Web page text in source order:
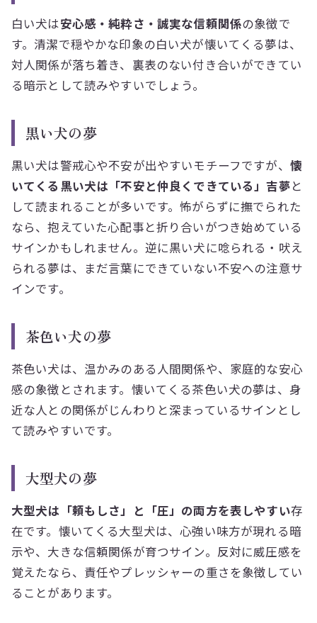
白い犬は安心感・純粋さ・誠実な信頼関係の象徴で
す。清潔で穏やかな印象の白い犬が懐いてくる夢は、
対人関係が落ち着き、裏表のない付き合いができてい
る暗示として読みやすいでしょう。
黒い犬の夢
黒い犬は警戒心や不安が出やすいモチーフですが、 懐
いてくる黒い犬は「不安と仲良くできている」吉夢と
して読まれることが多いです。怖がらずに撫でられた
なら、抱えていた心配事と折り合いがつき始めている
サインかもしれません。逆に黒い犬に唸られる・吠え
られる夢は、まだ言葉にできていない不安への注意サ
インです。
茶色い犬の夢
茶色い犬は、温かみのある人間関係や、家庭的な安心
感の象徴とされます。懐いてくる茶色い犬の夢は、身
近な人との関係がじんわりと深まっているサインとし
て読みやすいです。
大型犬の夢
大型犬は「頼もしさ」と「圧」の両方を表しやすい存
在です。懐いてくる大型犬は、心強い味方が現れる暗
示や、大きな信頼関係が育つサイン。反対に威圧感を
覚えたなら、責任やプレッシャーの重さを象徴してい
ることがあります。